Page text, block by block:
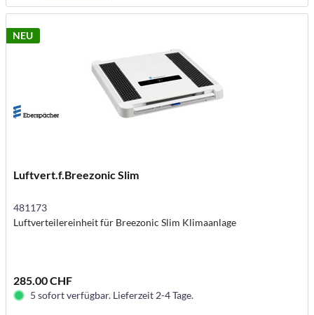
NEU
Luftvert.f.Breezonic Slim
481173
Luftverteilereinheit für Breezonic Slim Klimaanlage
285.00 CHF
5 sofort verfügbar. Lieferzeit 2-4 Tage.